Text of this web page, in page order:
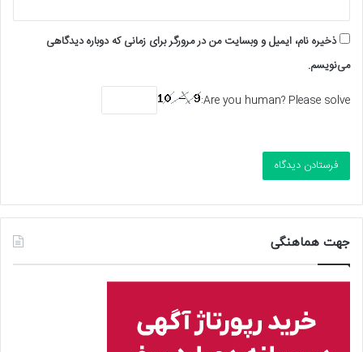
ذخیره نام، ایمیل و وبسایت من در مرورگر برای زمانی که دوباره دیدگاهی
می‌نویسم.
Are you human? Please solve:
جهت هماهنگی